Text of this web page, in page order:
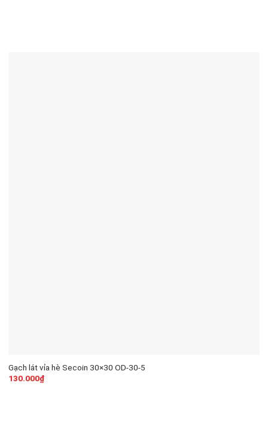
Gạch lát vỉa hè Secoin 30×30 OD-30-5
130.000₫